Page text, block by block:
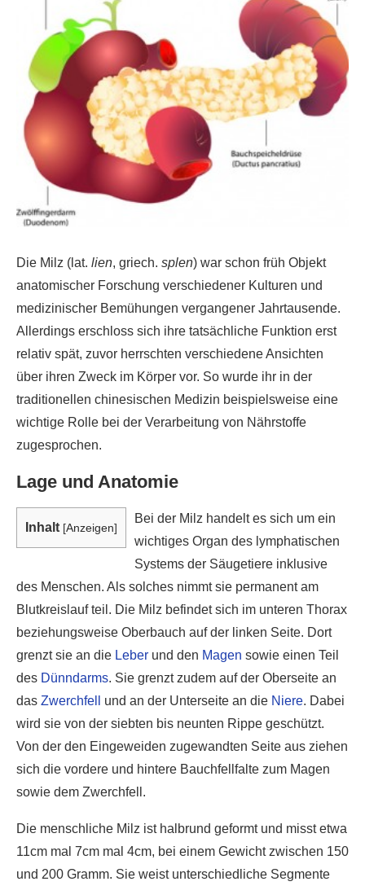
Die Milz (lat. lien, griech. splen) war schon früh Objekt
anatomischer Forschung verschiedener Kulturen und
medizinischer Bemühungen vergangener Jahrtausende.
Allerdings erschloss sich ihre tatsächliche Funktion erst
relativ spät, zuvor herrschten verschiedene Ansichten
über ihren Zweck im Körper vor. So wurde ihr in der
traditionellen chinesischen Medizin beispielsweise eine
wichtige Rolle bei der Verarbeitung von Nährstoffe
zugesprochen.
Lage und Anatomie
Inhalt [Anzeigen]
Bei der Milz handelt es sich um ein
wichtiges Organ des lymphatischen
Systems der Säugetiere inklusive
des Menschen. Als solches nimmt sie permanent am
Blutkreislauf teil. Die Milz befindet sich im unteren Thorax
beziehungsweise Oberbauch auf der linken Seite. Dort
grenzt sie an die Leber und den Magen sowie einen Teil
des Dünndarms. Sie grenzt zudem auf der Oberseite an
das Zwerchfell und an der Unterseite an die Niere. Dabei
wird sie von der siebten bis neunten Rippe geschützt.
Von der den Eingeweiden zugewandten Seite aus ziehen
sich die vordere und hintere Bauchfellfalte zum Magen
sowie dem Zwerchfell.
Die menschliche Milz ist halbrund geformt und misst etwa
11cm mal 7cm mal 4cm, bei einem Gewicht zwischen 150
und 200 Gramm. Sie weist unterschiedliche Segmente